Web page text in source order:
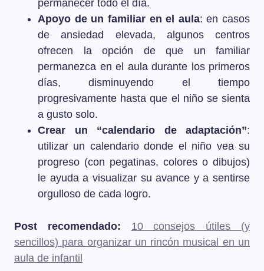
permanecer todo el día.
Apoyo de un familiar en el aula: en casos
de ansiedad elevada, algunos centros
ofrecen la opción de que un familiar
permanezca en el aula durante los primeros
días, disminuyendo el tiempo
progresivamente hasta que el niño se sienta
a gusto solo.
Crear un “calendario de adaptación”:
utilizar un calendario donde el niño vea su
progreso (con pegatinas, colores o dibujos)
le ayuda a visualizar su avance y a sentirse
orgulloso de cada logro.
Post recomendado:
10 consejos útiles (y
sencillos) para organizar un rincón musical en un
aula de infantil